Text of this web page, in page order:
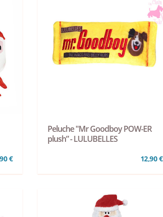
€
Peluche "Mr Goodboy POW-ER
plush” - LULUBELLES
12,90 €